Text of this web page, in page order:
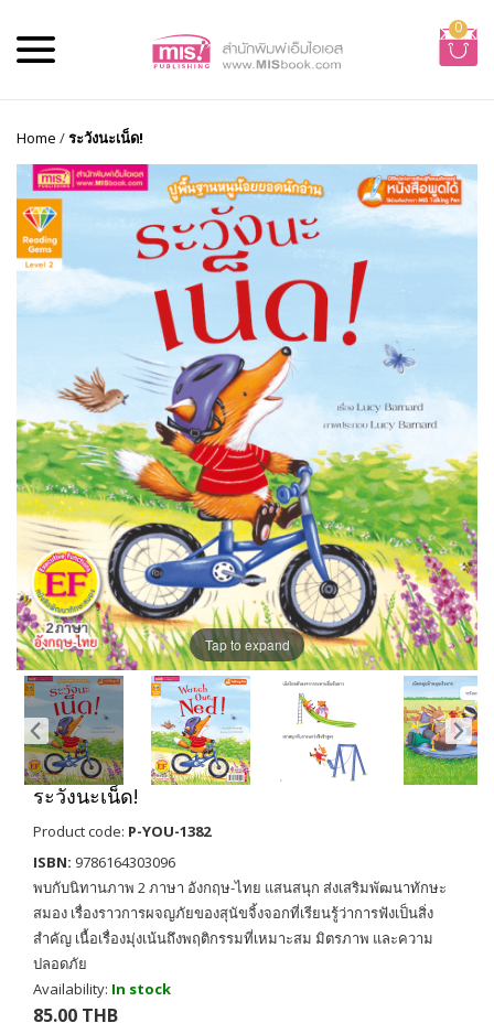
0
Home /ระวังนะเน็ด!
Tap to expand
ระวังนะเน็ด!
Product code: P-YOU-1382
ISBN: 9786164303096
พบกับนิทานภาพ 2 ภาษา อังกฤษ-ไทย แสนสนุก ส่งเสริมพัฒนาทักษะ
สมอง เรื่องราวการผจญภัยของสุนัขจิ้งจอกที่เรียนรู้ว่าการฟังเป็นสิ่ง
สำคัญ เนื้อเรื่องมุ่งเน้นถึงพฤติกรรมที่เหมาะสม มิตรภาพ และความ
ปลอดภัย
Availability: In stock
85.00 THB